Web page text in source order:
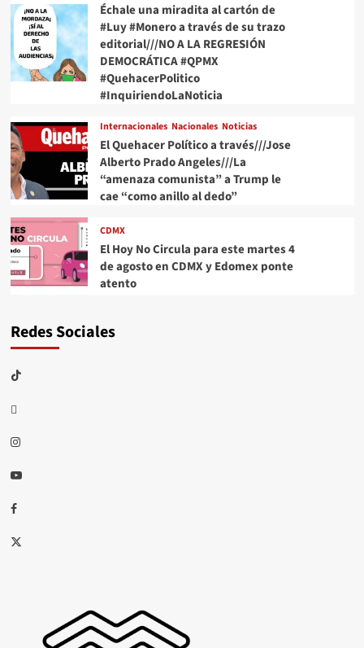
Échale una miradita al cartón de
#Luy #Monero a través de su trazo
editorial///NO A LA REGRESIÓN
DEMOCRÁTICA #QPMX
#QuehacerPolitico
#InquiriendoLaNoticia
Internacionales Nacionales Noticias
El Quehacer Político a través///Jose
Alberto Prado Angeles///La
“amenaza comunista” a Trump le
cae “como anillo al dedo”
CDMX
El Hoy No Circula para este martes 4
de agosto en CDMX y Edomex ponte
atento
Redes Sociales
TikTok
threads
Instagram
Youtube
Facebook
X